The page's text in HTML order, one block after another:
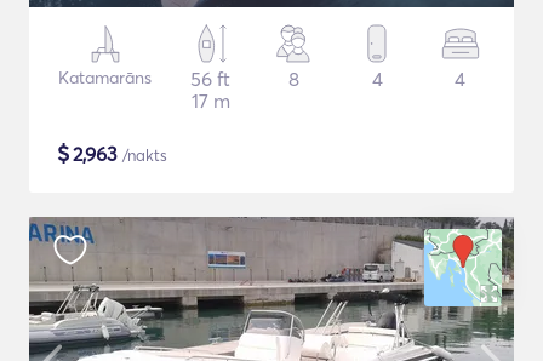
Katamarāns
56 ft
17 m
8 4 4
$2,963 /nakts